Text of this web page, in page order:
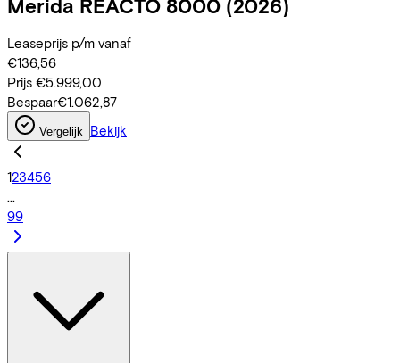
Merida REACTO 8000 (2026)
Leaseprijs p/m vanaf
€136,56
Prijs €5.999,00
Bespaar€1.062,87
Vergelijk Bekijk
123456
...
99